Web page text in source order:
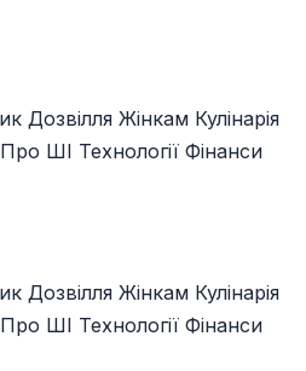
Дозвілля Жінкам Кулінарія
Про ШІ Технології Фінанси
Дозвілля Жінкам Кулінарія
Про ШІ Технології Фінанси